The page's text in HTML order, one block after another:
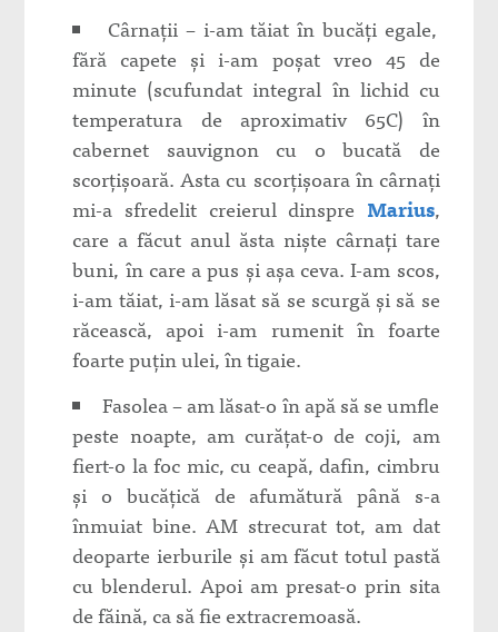
Cârnații – i-am tăiat în bucăți egale,
fără capete și i-am poșat vreo 45 de
minute (scufundat integral în lichid cu
temperatura de aproximativ 65C) în
cabernet sauvignon cu o bucată de
scorțișoară. Asta cu scorțișoara în cârnați
mi-a sfredelit creierul dinspre Marius,
care a făcut anul ăsta niște cârnați tare
buni, în care a pus și așa ceva. I-am scos,
i-am tăiat, i-am lăsat să se scurgă și să se
răcească, apoi i-am rumenit în foarte
foarte puțin ulei, în tigaie.
Fasolea – am lăsat-o în apă să se umfle
peste noapte, am curățat-o de coji, am
fiert-o la foc mic, cu ceapă, dafin, cimbru
și o bucățică de afumătură până s-a
înmuiat bine. AM strecurat tot, am dat
deoparte ierburile și am făcut totul pastă
cu blenderul. Apoi am presat-o prin sita
de făină, ca să fie extracremoasă.